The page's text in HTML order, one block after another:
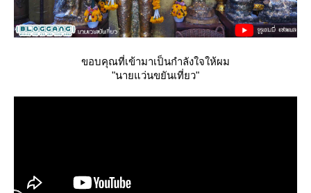
ขอบคุณที่เข้ามาเป็นกำลังใจให้ผม
"นายแว่นขยันเที่ยว"